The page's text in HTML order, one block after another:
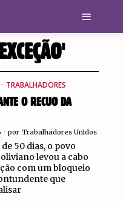
· TRABALHADORES
O RECUO DA
por Trabalhadores Unidos
50 dias, o povo
levou a cabo
com um bloqueio
que